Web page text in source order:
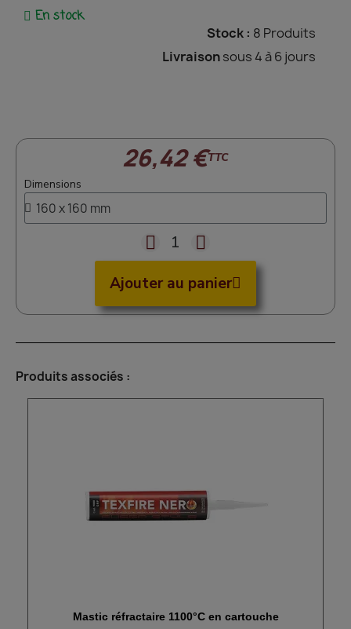
En stock
Stock : 8 Produits
Livraisonsous 4 à 6 jours
26,42 €TTC
Dimensions
Ajouter au panier
Produits associés :
Aperçu rapide
Mastic réfractaire 1100°C en cartouche